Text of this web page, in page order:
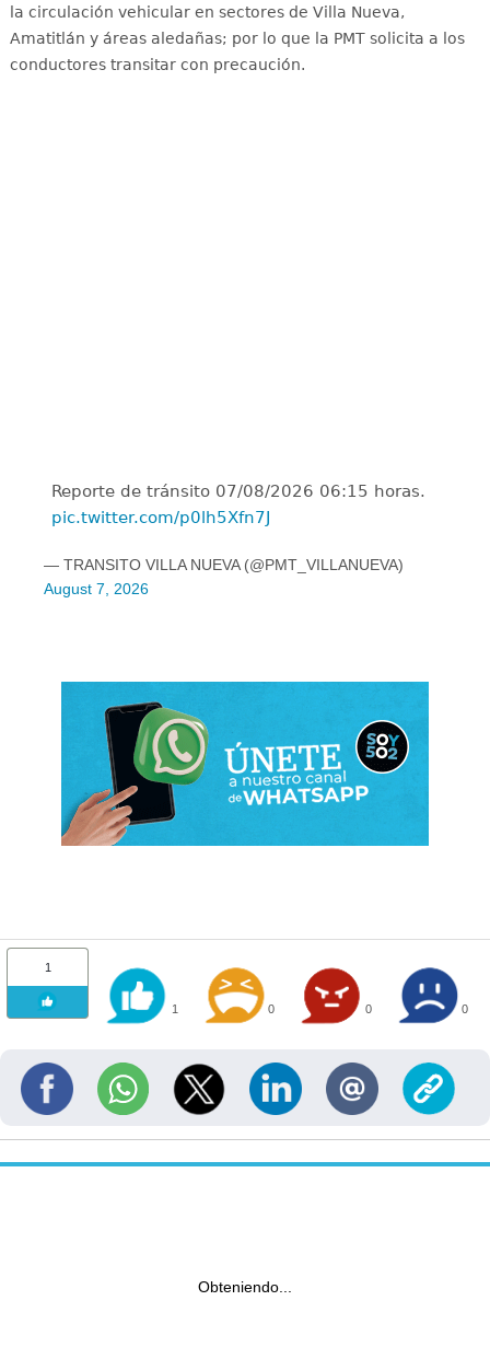
la circulación vehicular en sectores de Villa Nueva,
Amatitlán y áreas aledañas; por lo que la PMT solicita a los
conductores transitar con precaución.
Reporte de tránsito 07/08/2026 06:15 horas.
pic.twitter.com/p0lh5Xfn7J
— TRANSITO VILLA NUEVA (@PMT_VILLANUEVA)
August 7, 2026
1
1 0 0 0
Obteniendo...